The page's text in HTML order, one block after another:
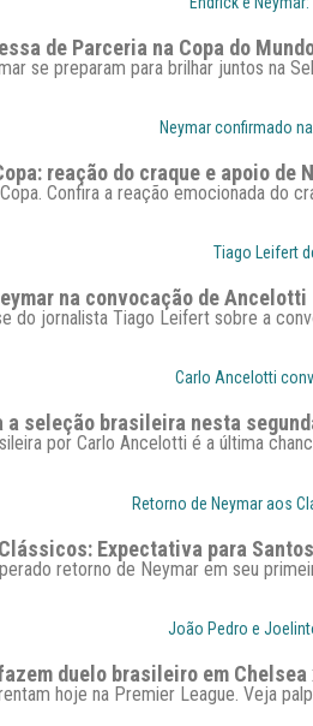
de Parceria na Copa do
se preparam para brilhar juntos na
reação do craque e apoio de
Confira a reação emocionada do
na convocação de Ancelotti
do jornalista Tiago Leifert sobre a
seleção brasileira nesta
por Carlo Ancelotti é a última
Expectativa para
retorno de Neymar em seu
duelo brasileiro em
hoje na Premier League. Veja